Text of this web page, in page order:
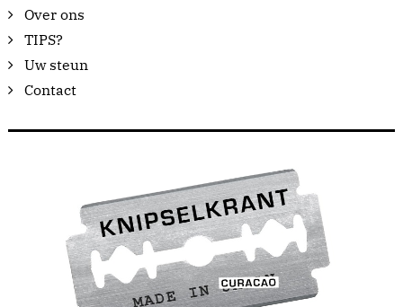
Over ons
TIPS?
Uw steun
Contact